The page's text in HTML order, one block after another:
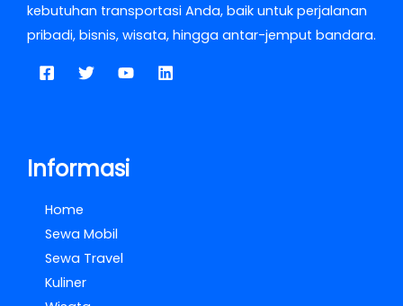
kebutuhan transportasi Anda, baik untuk perjalanan
pribadi, bisnis, wisata, hingga antar-jemput bandara.
Informasi
Home
Sewa Mobil
Sewa Travel
Kuliner